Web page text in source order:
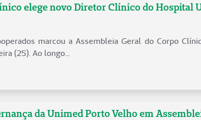
elege novo Diretor Clínico do Hospital
marcou a Assembleia Geral do Corpo
(25). Ao longo...
da Unimed Porto Velho em